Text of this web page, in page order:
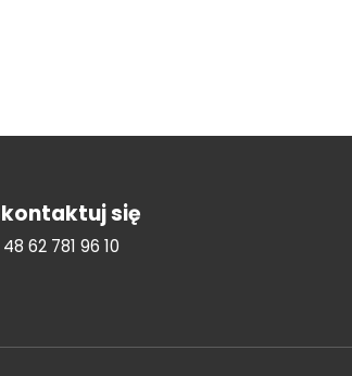
się
62 781 96 10